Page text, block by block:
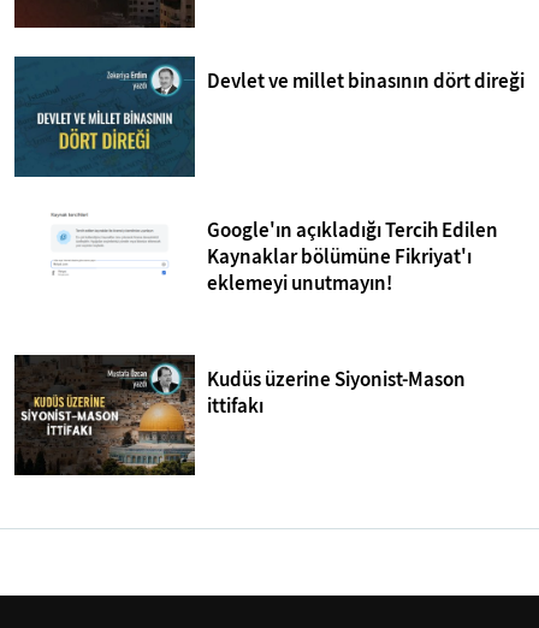
Devlet ve millet binasının dört direği
Google'ın açıkladığı Tercih Edilen
Kaynaklar bölümüne Fikriyat'ı
eklemeyi unutmayın!
Kudüs üzerine Siyonist-Mason
ittifakı